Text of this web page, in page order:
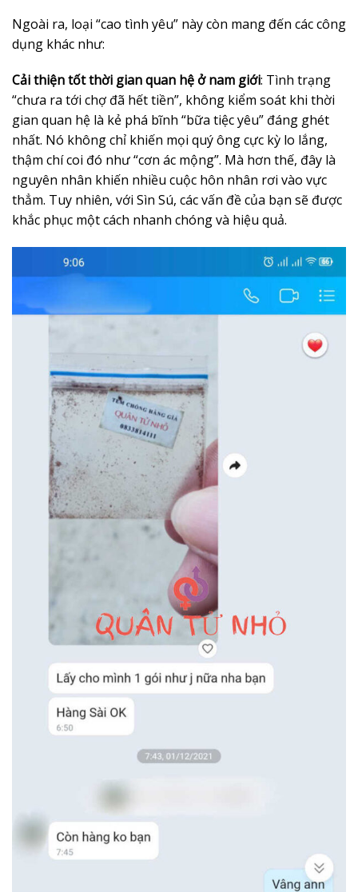
Ngoài ra, loại “cao tình yêu” này còn mang đến các công
dụng khác như:
Cải thiện tốt thời gian quan hệ ở nam giới: Tình trạng
“chưa ra tới chợ đã hết tiền”, không kiểm soát khi thời
gian quan hệ là kẻ phá bĩnh “bữa tiệc yêu” đáng ghét
nhất. Nó không chỉ khiến mọi quý ông cực kỳ lo lắng,
thậm chí coi đó như “cơn ác mộng”. Mà hơn thế, đây là
nguyên nhân khiến nhiều cuộc hôn nhân rơi vào vực
thẳm. Tuy nhiên, với Sìn Sú, các vấn đề của bạn sẽ được
khắc phục một cách nhanh chóng và hiệu quả.